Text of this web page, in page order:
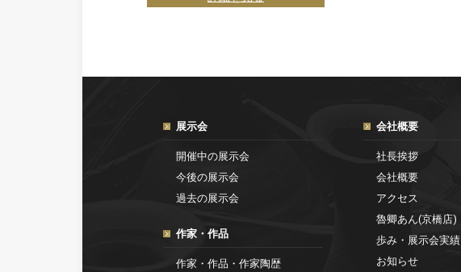
展示会
開催中の展示会
今後の展示会
過去の展示会
作家・作品
作家・作品・作家陶歴
会社概要
社長挨拶
会社概要
アクセス
魯卿あん(京橋店)
歩み・展示会実績
お知らせ